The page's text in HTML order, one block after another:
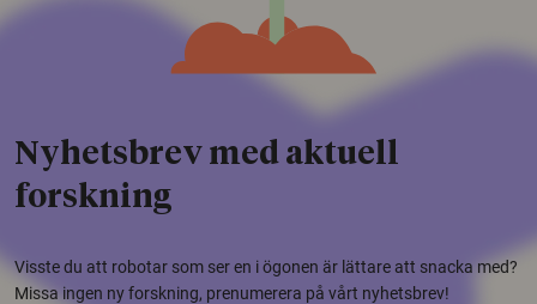
Nyhetsbrev med aktuell
forskning
Visste du att robotar som ser en i ögonen är lättare att snacka med?
Missa ingen ny forskning, prenumerera på vårt nyhetsbrev!